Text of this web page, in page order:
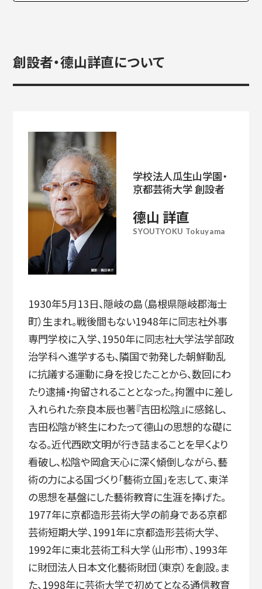
創設者・德山詳直について
学校法人瓜生山学園・
京都芸術大学 創設者
德山 詳直
SYOUTYOKU Tokuyama
1930年5月13日、隠岐の島（島根県隠岐郡海士
町）生まれ。戦後間もない1948年に同志社外事
専門学校に入学、1950年に同志社大学法学部政
治学科へ進学するも、隣国で勃発した朝鮮動乱
に抗議する運動に身を投じたことから、数回にわ
たり逮捕・拘留されることとなった。拘置中に差し
入れられた奈良本辰也著『吉田松陰』に感銘し、
吉田松陰が終生にわたって德山の思想的な礎に
なる。近代西欧文明が行き詰まることを早くより
看破し、松陰や岡倉天心に深く傾倒しながら、藝
術の力による国づくり「藝術立国」を志して、東洋
の思想を基盤にした藝術教育に生涯を捧げた。
1977年に京都造形芸術大学の前身である京都
芸術短期大学、1991年に京都造形芸術大学、
1992年に東北芸術工科大学（山形市）、1993年
に財団法人日本文化藝術財団（東京）を創設。ま
た、1998年に芸術大学で初めてとなる通信教育